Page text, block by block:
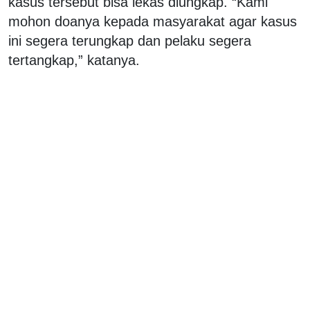
mohon doanya kepada masyarakat agar kasus
ini segera terungkap dan pelaku segera
tertangkap,” katanya.